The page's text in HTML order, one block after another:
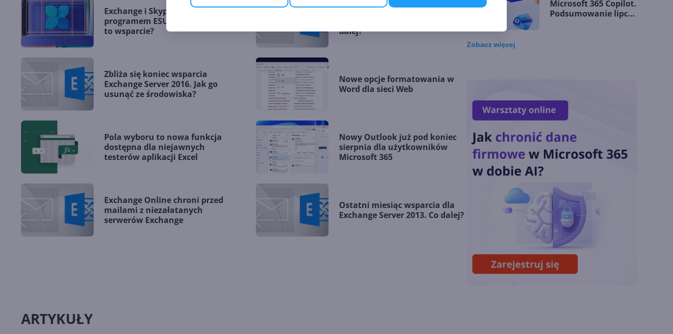
Exchange i Skype dla firm z
programem ESU. O ile przedłuży
to wsparcie?
Niedługo koniec wsparcia dla
dalej?
Zbliża się koniec wsparcia
Exchange Server 2016. Jak go
usunąć ze środowiska?
Nowe opcje formatowania w
Word dla sieci Web
Pola wyboru to nowa funkcja
dostępna dla niejawnych
testerów aplikacji Excel
Nowy Outlook już pod koniec
sierpnia dla użytkowników
Microsoft 365
Exchange Online chroni przed
mailami z niezałatanych
serwerów Exchange
Ostatni miesiąc wsparcia dla
Exchange Server 2013. Co dalej?
Microsoft 365 Copilot.
Podsumowanie lipca
Miliardy z AI i
chmury. Microsoft
ogłasza znakomite
wyniki i
superaplikację
wspiera odkrycia
naukowe. OpenAI
startuje z nowym
programem
Lipcowa aktualizacja
Copilota w Excelu.
Duże zmiany dzięki
GPT i Claude Opus
Zobaczwięcej
ARTYKUŁY